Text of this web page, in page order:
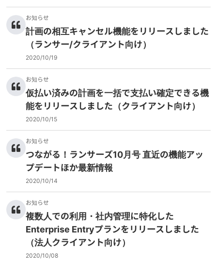
お知らせ
計画の相互キャンセル機能をリリースしました
（ランサー/クライアント向け）
2020/10/19
お知らせ
仮払い済みの計画を一括で支払い確定できる機
能をリリースしました（クライアント向け）
2020/10/15
お知らせ
つながる！ランサーズ10月号 直近の機能アッ
プデートほか最新情報
2020/10/14
お知らせ
複数人での利用・社内管理に特化した
Enterprise Entryプランをリリースしました
（法人クライアント向け）
2020/10/08